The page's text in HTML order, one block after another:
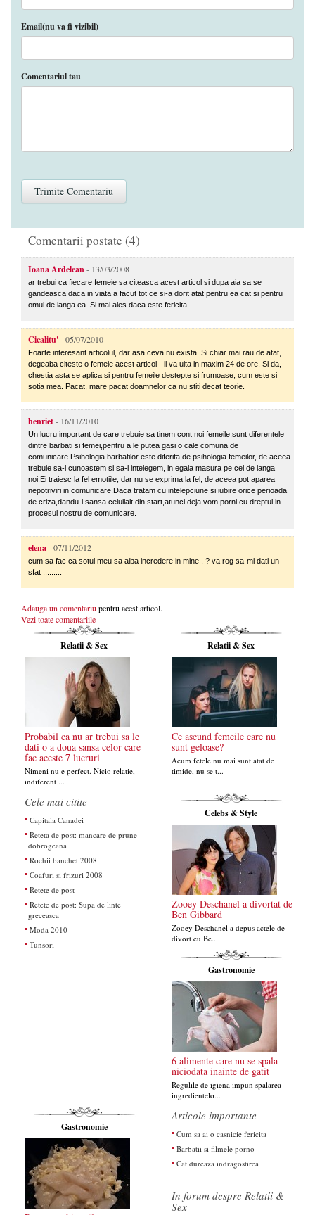
Email(nu va fi vizibil)
Comentariul tau
Comentarii postate (4)
Ioana Ardelean- 13/03/2008
ar trebui ca fiecare femeie sa citeasca acest articol si dupa aia sa se
gandeasca daca in viata a facut tot ce si-a dorit atat pentru ea cat si pentru
omul de langa ea. Si mai ales daca este fericita
Cicalitu'- 05/07/2010
Foarte interesant articolul, dar asa ceva nu exista. Si chiar mai rau de atat,
degeaba citeste o femeie acest articol - il va uita in maxim 24 de ore. Si da,
chestia asta se aplica si pentru femeile destepte si frumoase, cum este si
sotia mea. Pacat, mare pacat doamnelor ca nu stiti decat teorie.
henriet- 16/11/2010
Un lucru important de care trebuie sa tinem cont noi femeile,sunt diferentele
dintre barbati si femei,pentru a le putea gasi o cale comuna de
comunicare.Psihologia barbatilor este diferita de psihologia femeilor, de aceea
trebuie sa-l cunoastem si sa-l intelegem, in egala masura pe cel de langa
noi.Ei traiesc la fel emotiile, dar nu se exprima la fel, de aceea pot aparea
nepotriviri in comunicare.Daca tratam cu intelepciune si iubire orice perioada
de criza,dandu-i sansa celuilalt din start,atunci deja,vom porni cu dreptul in
procesul nostru de comunicare.
elena- 07/11/2012
cum sa fac ca sotul meu sa aiba incredere in mine , ? va rog sa-mi dati un
sfat .........
Adauga un comentariu pentru acest articol.
Vezi toate comentariile
Relatii & Sex
Probabil ca nu ar trebui sa le
dati o a doua sansa celor care
fac aceste 7 lucruri
Nimeni nu e perfect. Nicio relatie,
indiferent ...
Relatii & Sex
Ce ascund femeile care nu
sunt geloase?
Acum fetele nu mai sunt atat de
timide, nu se t...
Cele mai citite
Capitala Canadei
Reteta de post: mancare de prune
dobrogeana
Rochii banchet 2008
Coafuri si frizuri 2008
Retete de post
Retete de post: Supa de linte
greceasca
Moda 2010
Tunsori
Celebs & Style
Zooey Deschanel a divortat de
Ben Gibbard
Zooey Deschanel a depus actele de
divort cu Be...
Gastronomie
6 alimente care nu se spala
niciodata inainte de gatit
Regulile de igiena impun spalarea
ingredientelo...
Gastronomie
Articole importante
Cum sa ai o casnicie fericita
Barbatii si filmele porno
Cat dureaza indragostirea
In forum despre Relatii &
Sex